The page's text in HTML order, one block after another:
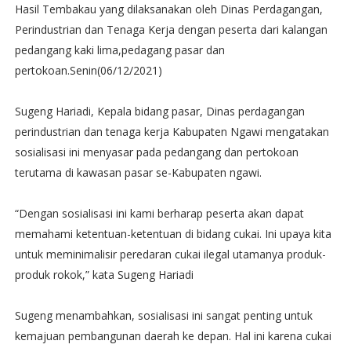
Hasil Tembakau yang dilaksanakan oleh Dinas Perdagangan,
Perindustrian dan Tenaga Kerja dengan peserta dari kalangan
pedangang kaki lima,pedagang pasar dan
pertokoan.Senin(06/12/2021)
Sugeng Hariadi, Kepala bidang pasar, Dinas perdagangan
perindustrian dan tenaga kerja Kabupaten Ngawi mengatakan
sosialisasi ini menyasar pada pedangang dan pertokoan
terutama di kawasan pasar se-Kabupaten ngawi.
“Dengan sosialisasi ini kami berharap peserta akan dapat
memahami ketentuan-ketentuan di bidang cukai. Ini upaya kita
untuk meminimalisir peredaran cukai ilegal utamanya produk-
produk rokok,” kata Sugeng Hariadi
Sugeng menambahkan, sosialisasi ini sangat penting untuk
kemajuan pembangunan daerah ke depan. Hal ini karena cukai